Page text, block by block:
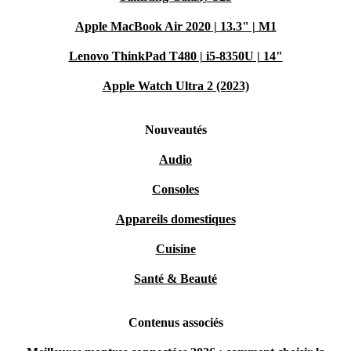
Apple MacBook Air 2020 | 13.3" | M1
Lenovo ThinkPad T480 | i5-8350U | 14"
Apple Watch Ultra 2 (2023)
Nouveautés
Audio
Consoles
Appareils domestiques
Cuisine
Santé & Beauté
Contenus associés